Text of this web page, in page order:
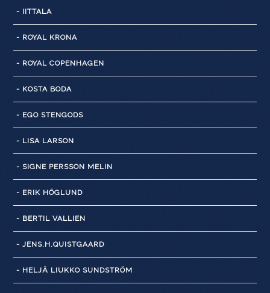
- IITTALA
- ROYAL KRONA
- ROYAL COPENHAGEN
- KOSTA BODA
- EGO STENGODS
- LISA LARSON
- SIGNE PERSSON MELIN
- ERIK HÖGLUND
- BERTIL VALLIEN
- JENS.H.QUISTGAARD
- HELJÄ LIUKKO SUNDSTRÖM